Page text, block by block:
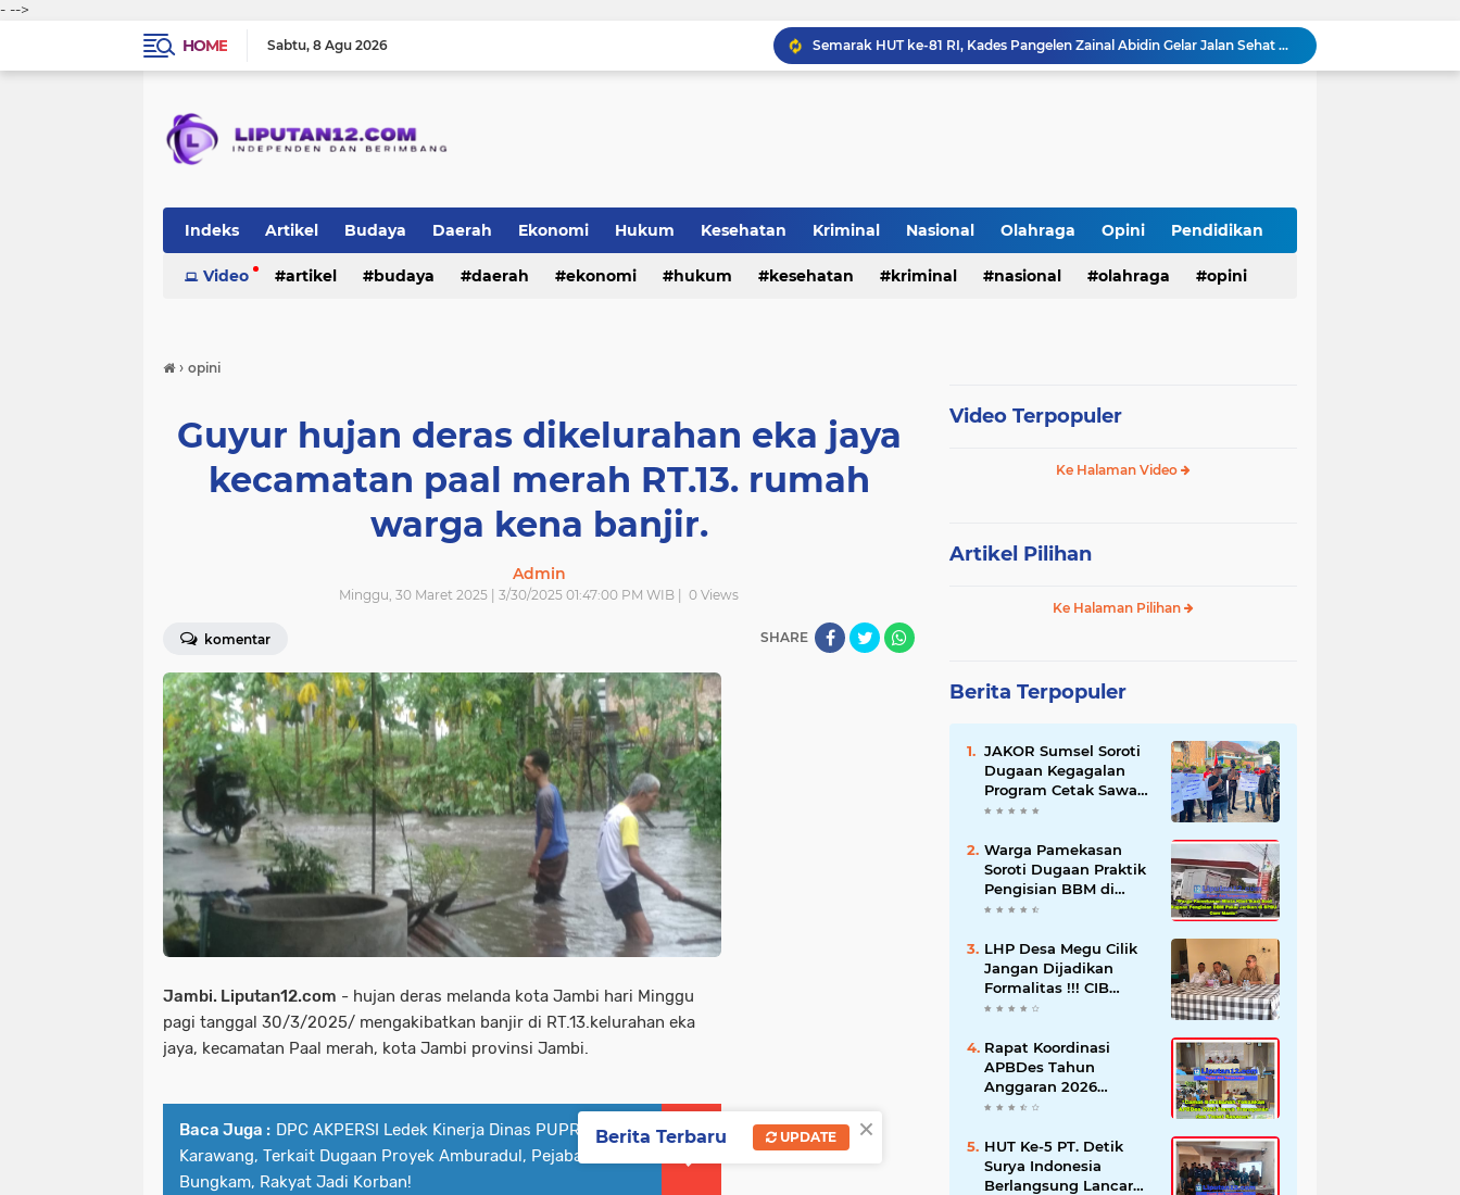
- -->
HOME
Sabtu 8 Agu 2026
Semarak HUT ke-81 RI, Kades Pangelen Zainal Abidin Gelar Jalan Sehat Bersama Warga
Warga Kelurahan Aur Kuning Payakumbuh Krisis Air Bersih, Distribusi PDAM Sering Mati Total.
APBD Gelontorkan Rp. 23 Miliar untuk DPRD Sampang, Gedung Wakil Rakyat Malah Lengang Saat Jam Kerja
Indeks Artikel Budaya Daerah Ekonomi Hukum Kesehatan Kriminal Nasional Olahraga Opini Pendidikan
Peristiwa Politik TNI-Polri sosial
Video artikel budaya daerah ekonomi hukum kesehatan kriminal nasional olahraga opini
› opini
Guyur hujan deras dikelurahan eka jaya
kecamatan paal merah RT.13. rumah
warga kena banjir.
Admin
Minggu, 30 Maret 2025 | 3/30/2025 01:47:00 PM WIB | 0 Views
komentar SHARE
Jambi. Liputan12.com - hujan deras melanda kota Jambi hari Minggu
pagi tanggal 30/3/2025/ mengakibatkan banjir di RT.13.kelurahan eka
jaya, kecamatan Paal merah, kota Jambi provinsi Jambi.
Baca Juga : DPC AKPERSI Ledek Kinerja Dinas PUPR
Karawang, Terkait Dugaan Proyek Amburadul, Pejabat
Bungkam, Rakyat Jadi Korban!
Video Terpopuler
Ke Halaman Video
Artikel Pilihan
Ke Halaman Pilihan
Berita Terpopuler
JAKOR Sumsel Soroti
Dugaan Kegagalan
Program Cetak Sawah
Rp105 Miliar di Ogan
Pertanian Mundur
Warga Pamekasan
Soroti Dugaan Praktik
Pengisian BBM di
SPBU Cem Manis,
Pengawasan
LHP Desa Megu Cilik
Jangan Dijadikan
Formalitas !!! CIB
Desak Inspektorat
dan Hentikan Dugaan
Permainan Oknum
Rapat Koordinasi
APBDes Tahun
Anggaran 2026
Semester II,
Sokobanah Libatkan 12
Desa
HUT Ke-5 PT. Detik
Surya Indonesia
Berlangsung Lancar
×
Berita Terbaru UPDATE